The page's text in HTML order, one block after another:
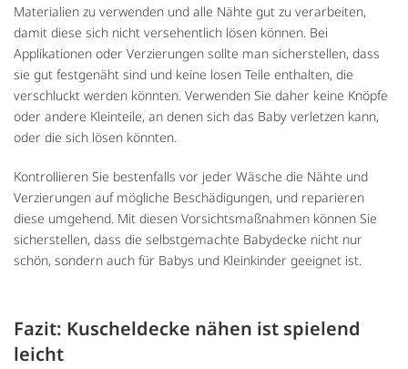
Materialien zu verwenden und alle Nähte gut zu verarbeiten,
damit diese sich nicht versehentlich lösen können. Bei
Applikationen oder Verzierungen sollte man sicherstellen, dass
sie gut festgenäht sind und keine losen Teile enthalten, die
verschluckt werden könnten. Verwenden Sie daher keine Knöpfe
oder andere Kleinteile, an denen sich das Baby verletzen kann,
oder die sich lösen könnten.
Kontrollieren Sie bestenfalls vor jeder Wäsche die Nähte und
Verzierungen auf mögliche Beschädigungen, und reparieren
diese umgehend. Mit diesen Vorsichtsmaßnahmen können Sie
sicherstellen, dass die selbstgemachte Babydecke nicht nur
schön, sondern auch für Babys und Kleinkinder geeignet ist.
Fazit: Kuscheldecke nähen ist spielend
leicht